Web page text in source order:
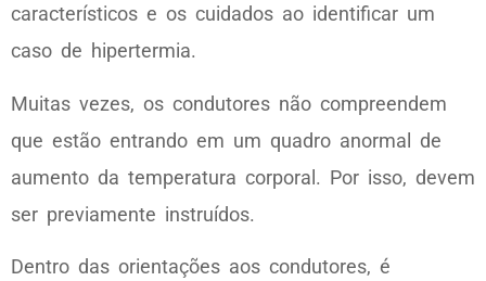
característicos e os cuidados ao identificar um
caso de hipertermia.
Muitas vezes, os condutores não compreendem
que estão entrando em um quadro anormal de
aumento da temperatura corporal. Por isso, devem
ser previamente instruídos.
Dentro das orientações aos condutores, é